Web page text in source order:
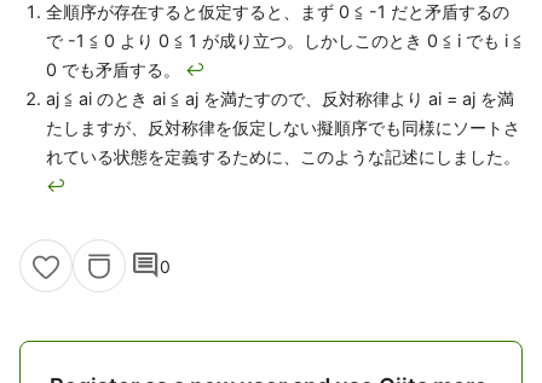
全順序が存在すると仮定すると、まず 0 ≦ -1 だと矛盾するの
で -1 ≦ 0 より 0 ≦ 1 が成り立つ。しかしこのとき 0 ≦ i でも i ≦
0 でも矛盾する。 ↩
aj ≦ ai のとき ai ≦ aj を満たすので、反対称律より ai = aj を満
たしますが、反対称律を仮定しない擬順序でも同様にソートさ
れている状態を定義するために、このような記述にしました。
↩
comment0